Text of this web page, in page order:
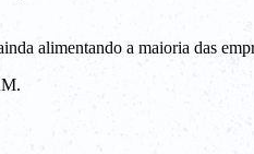
alimentando a maioria das